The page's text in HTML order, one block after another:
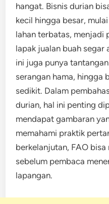
hangat. Bisnis durian
kecil hingga besar,
lahan terbatas, menjadi
lapak jualan buah segar
ini juga punya
serangan hama, hingga
sedikit. Dalam
durian, hal ini penting
mendapat gambaran
memahami praktik
berkelanjutan, FAO
sebelum pembaca
lapangan.